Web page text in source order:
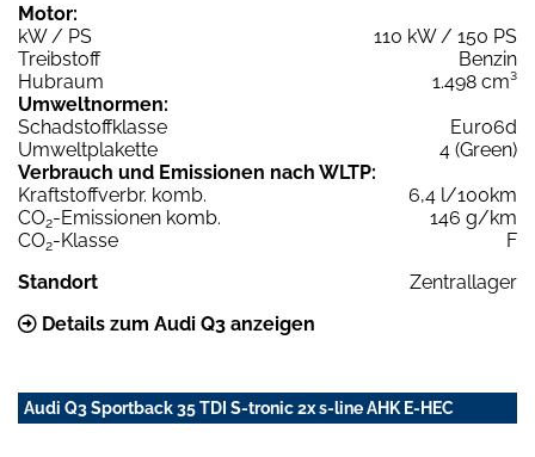
Motor:
kW / PS
110 kW / 150 PS
Treibstoff
Benzin
Hubraum
1.498 cm³
Umweltnormen:
Schadstoffklasse
Euro6d
Umweltplakette
4 (Green)
Verbrauch und Emissionen nach WLTP:
Kraftstoffverbr. komb.
6,4 l/100km
CO2-Emissionen komb.
146 g/km
CO2-Klasse
F
Standort
Zentrallager
Details zum Audi Q3 anzeigen
Audi Q3 Sportback 35 TDI S-tronic 2x s-line AHK E-HEC